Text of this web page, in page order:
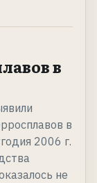
в
в
2006 г.
не